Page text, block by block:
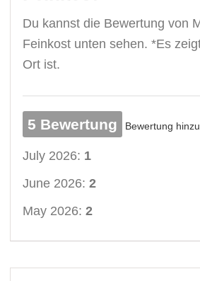
Du kannst die Bewertung von
Feinkost unten sehen. *Es
Ort ist.
5 Bewertung Bewertung
July 2026: 1
June 2026:2
May 2026:2